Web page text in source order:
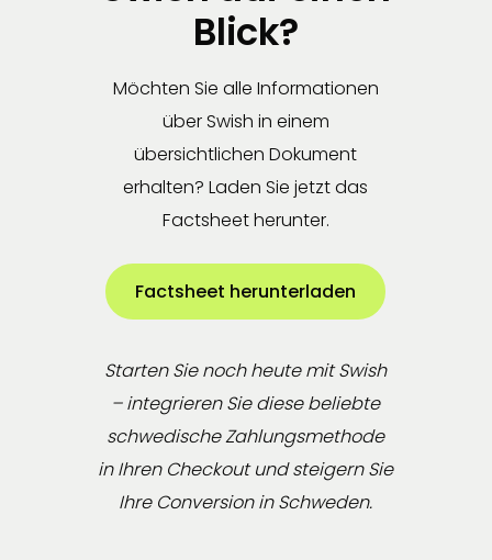
Blick?
Möchten Sie alle Informationen
über Swish in einem
übersichtlichen Dokument
erhalten? Laden Sie jetzt das
Factsheet herunter.
Factsheet herunterladen
Starten Sie noch heute mit Swish
– integrieren Sie diese beliebte
schwedische Zahlungsmethode
in Ihren Checkout und steigern Sie
Ihre Conversion in Schweden.